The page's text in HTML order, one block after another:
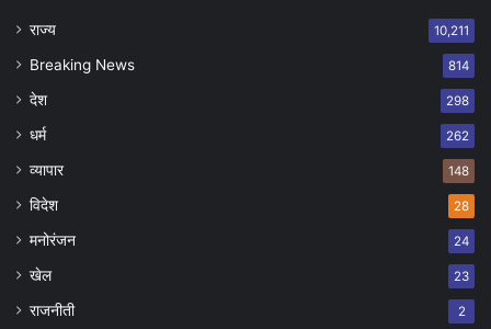
राज्य 10,211
Breaking News 814
देश 298
धर्म 262
व्यापार 148
विदेश 28
मनोरंजन 24
खेल 23
राजनीती 2